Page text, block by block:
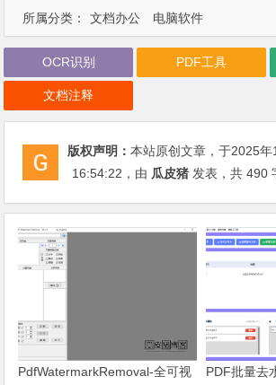
所属分类： 文档办公 电脑软件
OCR识别 PDF工具
文档注释
版权声明：本站原创文章，于2025年
16:54:22 ，由 瓜皮猪 发表，共 490
PdfWatermarkRemoval-全可视
PDF批量去